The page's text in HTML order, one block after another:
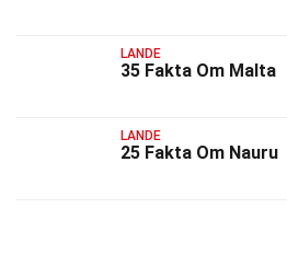
LANDE
35 Fakta Om Malta
LANDE
25 Fakta Om Nauru